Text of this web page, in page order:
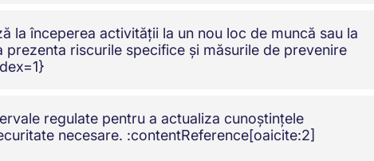
la începerea activității la un nou loc de muncă sau la
riscurile specifice și măsurile de prevenire
regulate pentru a actualiza cunoștințele
necesare. :contentReference[oaicite:2]